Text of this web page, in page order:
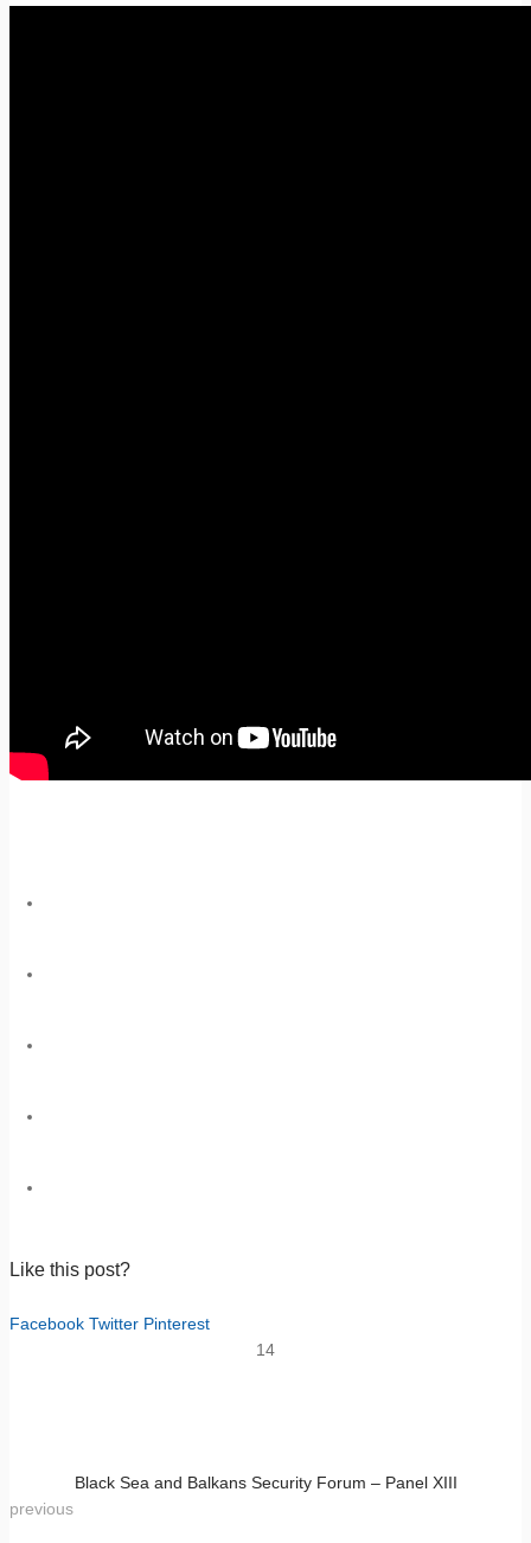
Like this post?
Facebook Twitter Pinterest
14
Black Sea and Balkans Security Forum – Panel XIII
previous